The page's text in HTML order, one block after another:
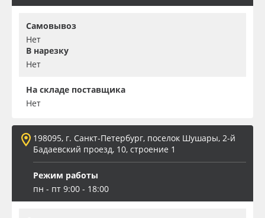
Самовывоз
Нет
В нарезку
Нет
На складе поставщика
Нет
198095, г. Санкт-Петербург, поселок Шушары, 2-й
Бадаевский проезд, 10, строение 1
Режим работы
пн - пт 9:00 - 18:00